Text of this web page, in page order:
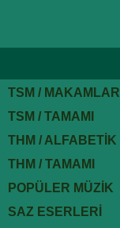
TSM / MAKAMLAR
TSM / TAMAMI
THM / ALFABETİK
THM / TAMAMI
POPÜLER MÜZİK
SAZ ESERLERİ